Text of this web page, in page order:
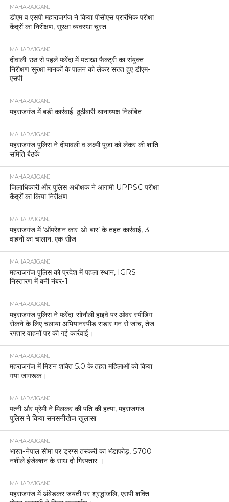
MAHARAJGANJ
डीएम व एसपी महाराजगंज ने किया पीसीएस प्रारंभिक परीक्षा
केंद्रों का निरीक्षण, सुरक्षा व्यवस्था चुस्त
MAHARAJGANJ
दीवाली-छठ से पहले फरेंदा में पटाखा फैक्ट्री का संयुक्त
निरीक्षण सुरक्षा मानकों के पालन को लेकर सख्त हुए डीएम-
एसपी
MAHARAJGANJ
महराजगंज में बड़ी कार्रवाई: ठूठीबारी थानाध्यक्ष निलंबित
MAHARAJGANJ
महराजगंज पुलिस ने दीपावली व लक्ष्मी पूजा को लेकर की शांति
समिति बैठकें
MAHARAJGANJ
जिलाधिकारी और पुलिस अधीक्षक ने आगामी UPPSC परीक्षा
केंद्रों का किया निरीक्षण
MAHARAJGANJ
महराजगंज में ‘ऑपरेशन कार-ओ-बार’ के तहत कार्रवाई, 3
वाहनों का चालान, एक सीज
MAHARAJGANJ
महराजगंज पुलिस को प्रदेश में पहला स्थान, IGRS
निस्तारण में बनी नंबर-1
MAHARAJGANJ
महराजगंज पुलिस ने फरेंदा-सोनौली हाइवे पर ओवर स्पीडिंग
रोकने के लिए चलाया अभियानस्पीड राडार गन से जांच, तेज
रफ्तार वाहनों पर की गई कार्रवाई।
MAHARAJGANJ
महराजगंज में मिशन शक्ति 5.0 के तहत महिलाओं को किया
गया जागरूक।
MAHARAJGANJ
पत्नी और प्रेमी ने मिलकर की पति की हत्या, महराजगंज
पुलिस ने किया सनसनीखेज खुलासा
MAHARAJGANJ
भारत-नेपाल सीमा पर ड्रग्स तस्करी का भंडाफोड़, 5700
नशीले इंजेक्शन के साथ दो गिरफ्तार ।
MAHARAJGANJ
महराजगंज में अंबेडकर जयंती पर श्रद्धांजलि, एसपी शक्ति